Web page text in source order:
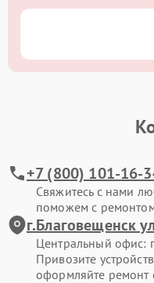
+7 (800) 101-16-
Свяжитесь с нами
поможем с
г.Благовещенск
Центральный офис:
Привозите
оформляйте ремонт